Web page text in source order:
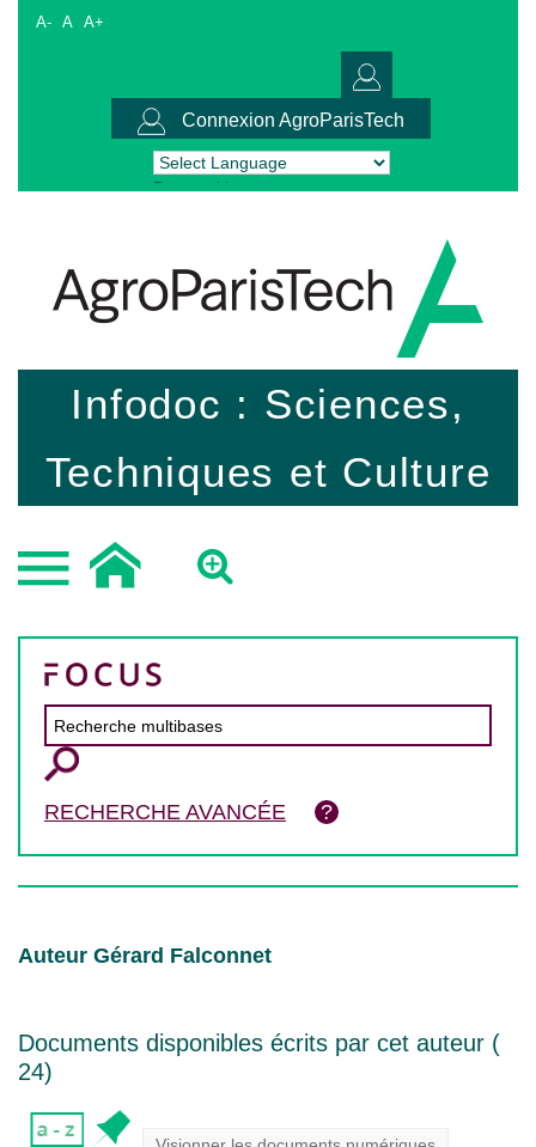
A- A A+
Connexion AgroParisTech
Powered by Translate
Infodoc : Sciences,
Techniques et Culture
RECHERCHE AVANCÉE
Auteur Gérard Falconnet
Documents disponibles écrits par cet auteur (
24)